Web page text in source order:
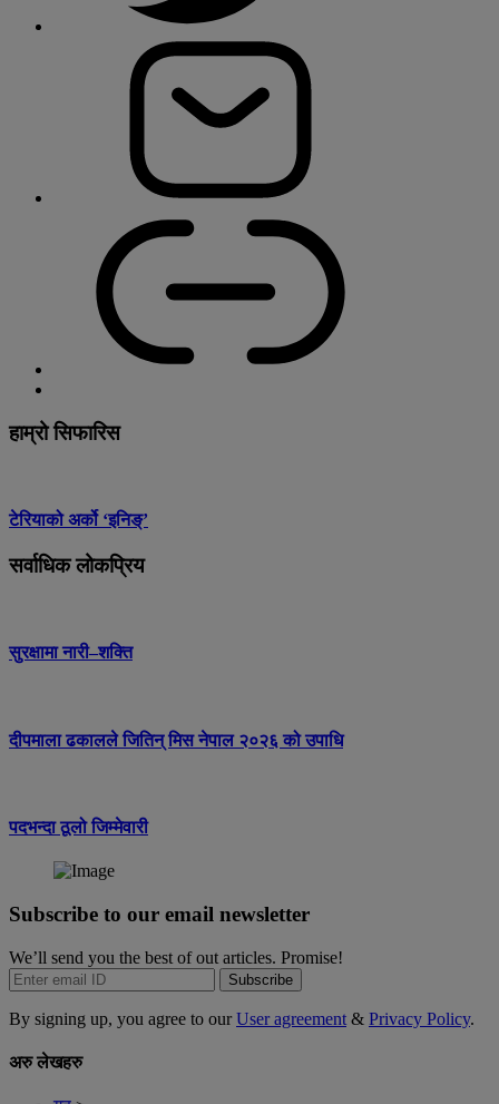
हाम्रो सिफारिस
टेरियाको अर्को ‘इनिङ्’
सर्वाधिक लोकप्रिय
सुरक्षामा नारी–शक्ति
दीपमाला ढकालले जितिन् मिस नेपाल २०२६ को उपाधि
पदभन्दा ठूलो जिम्मेवारी
Subscribe to our email newsletter
We’ll send you the best of out articles. Promise!
Subscribe
By signing up, you agree to ourUser agreement & Privacy Policy.
अरु लेखहरु